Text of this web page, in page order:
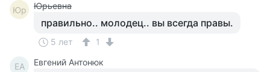
Юр Юрьевна
правильно.. молодец.. вы всегда правы.
5 лет 1
ЕА Евгений Антонюк